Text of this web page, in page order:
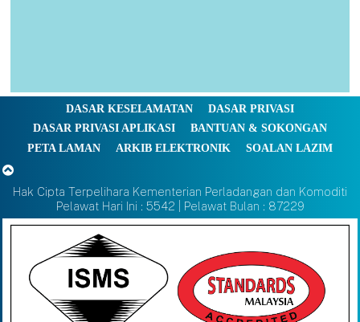
DASAR KESELAMATAN
DASAR PRIVASI
DASAR PRIVASI APLIKASI
BANTUAN & SOKONGAN
PETA LAMAN
ARKIB ELEKTRONIK SOALAN LAZIM
Hak Cipta Terpelihara Kementerian Perladangan dan Komoditi
Pelawat Hari Ini : 5542 | Pelawat Bulan : 87229